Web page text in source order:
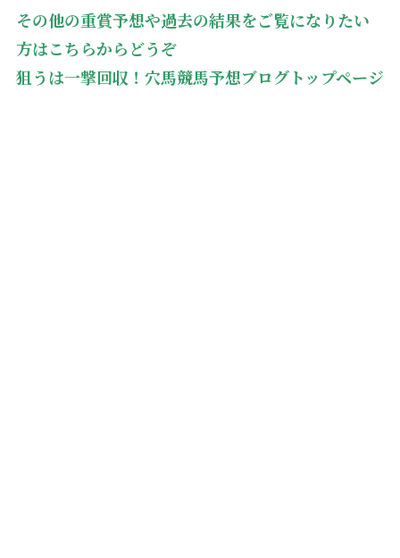
その他の重賞予想や過去の結果をご覧になりたい
方はこちらからどうぞ
狙うは一撃回収！穴馬競馬予想ブログトップページ